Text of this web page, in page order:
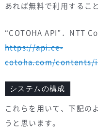
あれば無料で利用するこ
“COTOHA API”．NTT
https://api.ce-
cotoha.com/contents/
システムの構成
これらを用いて、下記の
うと思います。